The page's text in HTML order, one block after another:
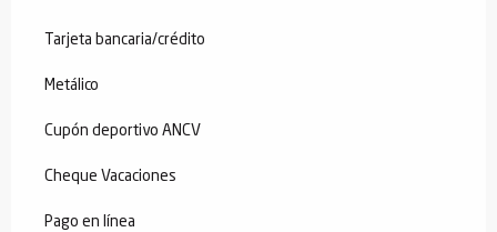
Tarjeta bancaria/crédito
Metálico
Cupón deportivo ANCV
Cheque Vacaciones
Pago en línea